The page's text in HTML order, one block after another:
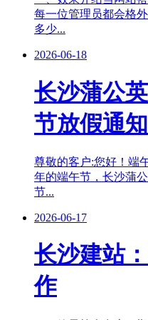
每一位管理员都会格
多少...
2026-06-18
长沙蒲公
节放假通知
尊敬的客户:您好！端
年的端午节，长沙蒲
节...
2026-06-17
长沙建站
作